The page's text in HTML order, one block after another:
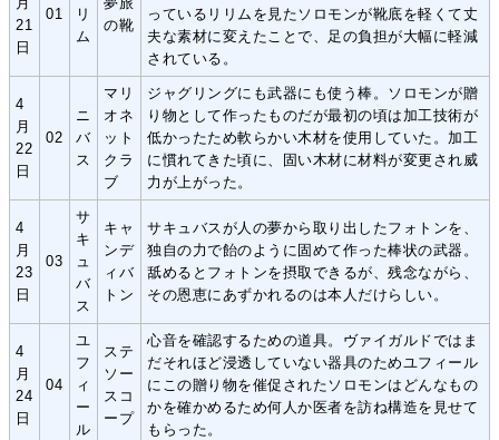
21
日
01
リ
ム
の靴
っているリリムを見たソロモンが靴底を軽くて丈
夫な素材に変えたことで、足の負担が大幅に軽減
されている。
4
月
22
日
02
ニ
バ
ス
マリ
オネ
ット
クラ
ブ
ジャグリングにも武器にも使う棒。ソロモンが贈
り物として作ったものだが最初の頃は加工技術が
低かったため軟らかい木材を使用していた。加工
に慣れてきた頃に、固い木材に材料が変更され威
力が上がった。
4
月
23
日
03
サ
キ
ュ
バ
ス
キャ
ンデ
ィバ
トン
サキュバスが人の夢から取り出したフォトンを、
独自の力で飴のように固めて作った棒状の武器。
舐めるとフォトンを摂取できるが、残念ながら、
その恩恵にあずかれるのは本人だけらしい。
4
月
24
日
04
ユ
フ
ィ
ー
ル
ステ
ソー
スコ
ープ
心音を確認するための道具。ヴァイガルドではま
だそれほど浸透していない器具のためユフィール
にこの贈り物を催促されたソロモンはどんなもの
かを確かめるため何人か医者を訪ね構造を見せて
もらった。